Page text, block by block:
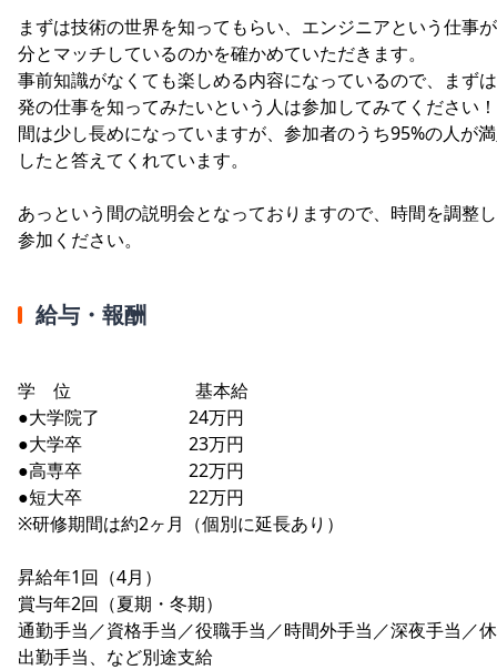
まずは技術の世界を知ってもらい、エンジニアという仕事
分とマッチしているのかを確かめていただきます。
事前知識がなくても楽しめる内容になっているので、まず
発の仕事を知ってみたいという人は参加してみてください
間は少し長めになっていますが、参加者のうち95%の人が
したと答えてくれています。
あっという間の説明会となっておりますので、時間を調整
参加ください。
給与・報酬
学 位 基本給
●大学院了 24万円
●大学卒 23万円
●高専卒 22万円
●短大卒 22万円
※研修期間は約2ヶ月（個別に延長あり）
昇給年1回（4月）
賞与年2回（夏期・冬期）
通勤手当／資格手当／役職手当／時間外手当／深夜手当／
出勤手当、など別途支給